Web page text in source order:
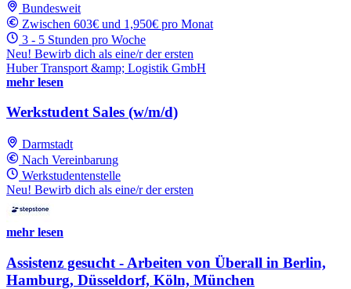
Bundesweit
Zwischen 603€ und 1,950€ pro Monat
3 - 5 Stunden pro Woche
Neu! Bewirb dich als eine/r der ersten
Huber Transport &amp; Logistik GmbH
mehr lesen
Werkstudent Sales (w/m/d)
Darmstadt
Nach Vereinbarung
Werkstudentenstelle
Neu! Bewirb dich als eine/r der ersten
mehr lesen
Assistenz gesucht - Arbeiten von Überall in Berlin,
Hamburg, Düsseldorf, Köln, München